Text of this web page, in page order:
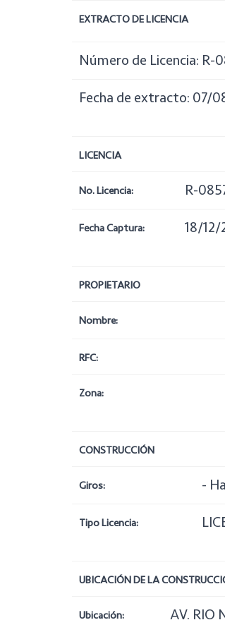
EXTRACTO DE LICENCIA
Número de Licencia: R-
Fecha de extracto: 07/
LICENCIA
No. Licencia: R-
Fecha Captura: 18/12/
PROPIETARIO
Nombre:
RFC:
Zona:
CONSTRUCCIÓN
Giros: -
Tipo Licencia:
UBICACIÓN DE LA
Ubicación: AV. RIO